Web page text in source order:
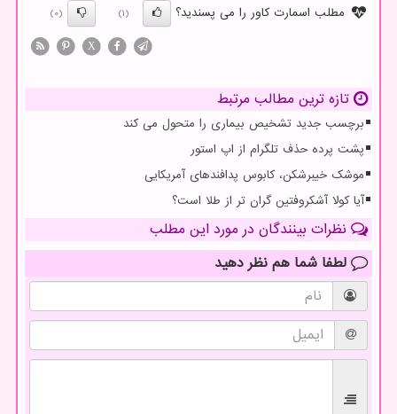
مطلب اسمارت کاور را می پسندید؟
(1)
(0)
X
تازه ترین مطالب مرتبط
برچسب جدید تشخیص بیماری را متحول می کند
پشت پرده حذف تلگرام از اپ استور
موشک خیبرشکن، کابوس پدافندهای آمریکایی
آیا کولا آشکروفتین گران تر از طلا است؟
نظرات بینندگان در مورد این مطلب
لطفا شما هم نظر دهید